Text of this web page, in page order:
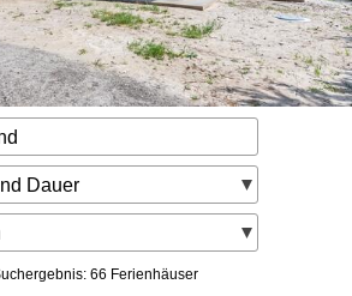
Dauer
66 Ferienhäuser